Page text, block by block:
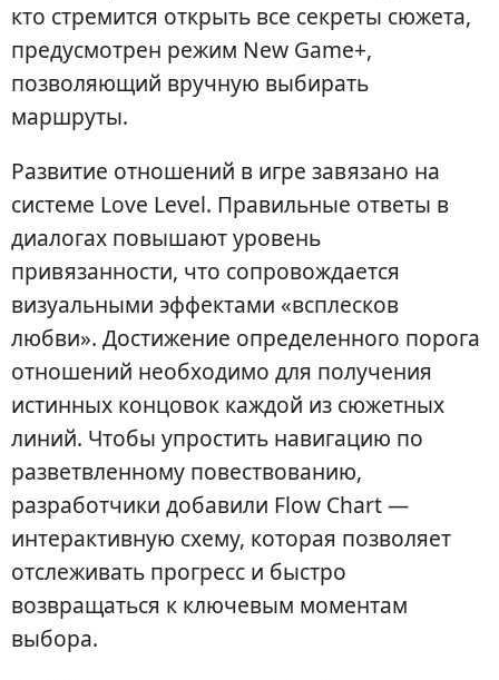
кто стремится открыть все секреты сюжета,
предусмотрен режим New Game+,
позволяющий вручную выбирать
маршруты.
Развитие отношений в игре завязано на
системе Love Level. Правильные ответы в
диалогах повышают уровень
привязанности, что сопровождается
визуальными эффектами «всплесков
любви». Достижение определенного порога
отношений необходимо для получения
истинных концовок каждой из сюжетных
линий. Чтобы упростить навигацию по
разветвленному повествованию,
разработчики добавили Flow Chart —
интерактивную схему, которая позволяет
отслеживать прогресс и быстро
возвращаться к ключевым моментам
выбора.